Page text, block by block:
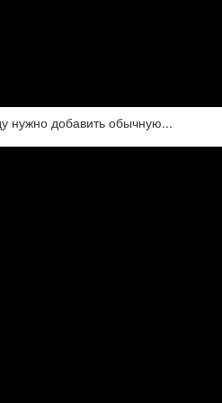
нужно добавить обычную...